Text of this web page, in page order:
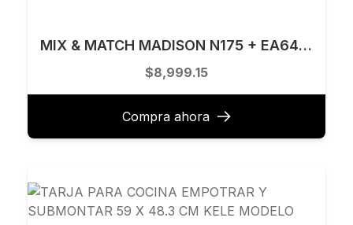
MIX & MATCH MADISON N175 + EA64BZ + ACCESORIOS MIX&MATCH3
$8,999.15
Compra ahora